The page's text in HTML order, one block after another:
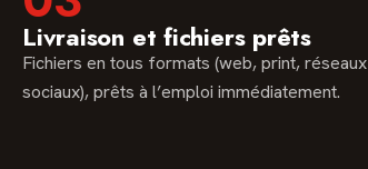
Livraison et fichiers prêts
Fichiers en tous formats (web, print, réseaux
sociaux), prêts à l’emploi immédiatement.